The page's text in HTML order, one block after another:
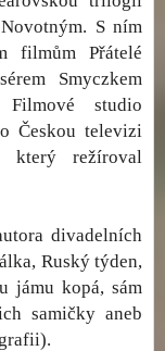
S ním
filmům Přátelé
Smyczkem
studio
Českou televizi
který režíroval
divadelních
Ruský týden,
jámu kopá, sám
samičky aneb